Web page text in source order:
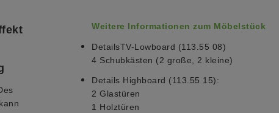
Weitere Informationen zum Möbelstück
DetailsTV-Lowboard (113.55 08)
4 Schubkästen (2 große, 2 kleine)
Details Highboard (113.55 15):
2 Glastüren
1 Holztüren